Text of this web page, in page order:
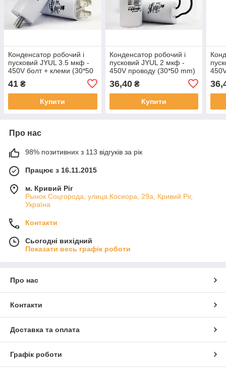
Конденсатор робочий і
пусковий JYUL 3.5 мкф -
450V болт + клеми (30*50
41 ₴
Купити
Конденсатор робочий і
пусковий JYUL 2 мкф -
450V проводу (30*50 mm)
36,40₴
Купити
Про нас
98% позитивних з 113 відгуків за рік
Працює з 16.11.2015
м. Кривий Ріг
Рынок Соцгорода, улица Косиора, 29а, Кривий Ріг,
Україна
Контакти
Сьогодні вихідний
Показати весь графік роботи
Про нас
Контакти
Доставка та оплата
Графік роботи